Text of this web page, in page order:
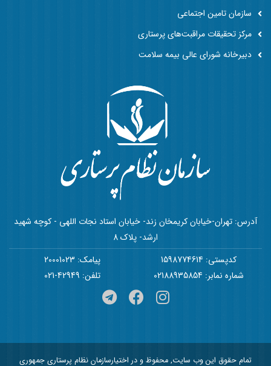
آدرس: تهران-خیابان کریمخان زند- خیابان استاد نجات اللهی - کوچه شهید
ارشد- پلاک 8
کدپستی: 1598774614
پیامک: 20001023
شماره نمابر: 02188935854
تلفن: 42949-021
سازمان تامین اجتماعی
مرکز تحقیقات مراقبت‌های پرستاری
دبیرخانه شورای عالی بیمه سلامت
تمام حقوق این وب سایت, محفوظ و در اختیارسازمان نظام پرستاری جمهوری